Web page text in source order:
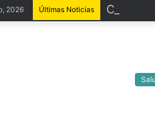
2026 Últimas Noticias